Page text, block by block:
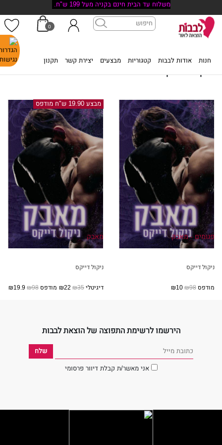
משלוח עד הבית חינם בקניה מעל 199 ש"ח.
חנות אודות לבבות קטגוריות מבצעים יצירת קשר תקנון
0
ניקול דייקס
פגומים - מאבק
ניקול דייקס
מודפס₪98
מבצע 19.90 ש"ח מודפס
מאבק
ניקול דייקס
דיגיטלי₪35 מודפס₪98
הירשמו לרשימת התפוצה של הוצאת לבבות
אני מאשר/ת קבלת דיוור פרסומי